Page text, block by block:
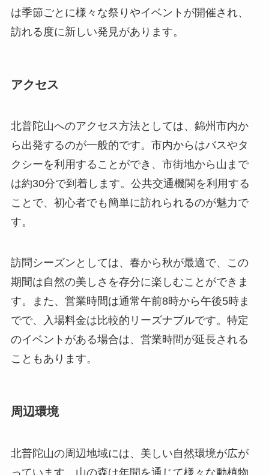
は季節ごとに様々な祭りやイベントが開催され、
訪れる度に新しい発見があります。
アクセス
北普陀山へのアクセス方法としては、錦州市内か
ら出発するのが一般的です。市内からはバスやタ
クシーを利用することができ、市街地から山まで
は約30分で到着します。公共交通機関を利用する
ことで、初心者でも簡単に訪れられるのが魅力で
す。
訪問シーズンとしては、春から秋が最適で、この
期間は自然の美しさを存分に楽しむことができま
す。また、営業時間は通常午前8時から午後5時ま
でで、入場料金は比較的リーズナブルです。特定
のイベントがある場合は、営業時間が延長される
こともあります。
周辺環境
北普陀山の周辺地域には、美しい自然環境が広が
っています。山の森は年間を通じて様々な動植物